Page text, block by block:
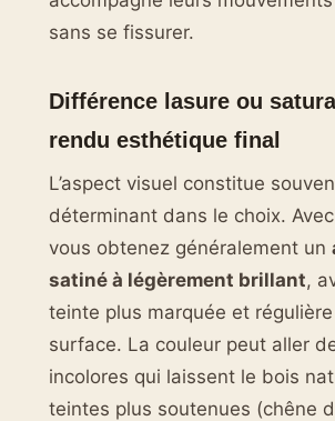
sans se fissurer.
Différence lasure ou
rendu esthétique final
L’aspect visuel constitue
déterminant dans le choix.
vous obtenez généralement un
satiné à légèrement brillant,
teinte plus marquée et
surface. La couleur peut aller
incolores qui laissent le bois
teintes plus soutenues (chêne